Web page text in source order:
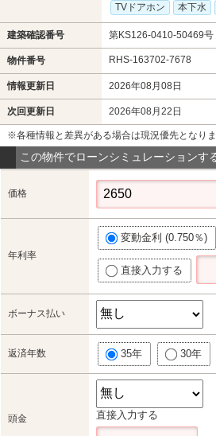
TVドアホン
本下水
建築確認番号 第KS126-0410-50469号
物件番号 RHS-163702-7678
情報更新日 2026年08月08日
次回更新日 2026年08月22日
※各種情報と差異がある場合は現況優先となり
この物件でローンシミュレーションす
価格
年利率
変動金利 (0.750％)
直接入力する
ボーナス払い
返済年数 35年 30年
頭金 直接入力する